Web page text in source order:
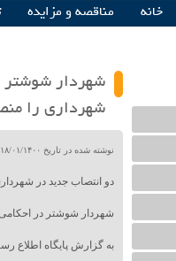
خانه مناقصه و مزایده
شهردار شوشتر
شهرداری را
نوشته شده در تاریخ ۱۸/۰۱/۱۴۰۰ ساعت ۰۴:۲۱ |
دو انتصاب جدید در
شهردار شوشتر در
به گزارش پایگاه اطلاع